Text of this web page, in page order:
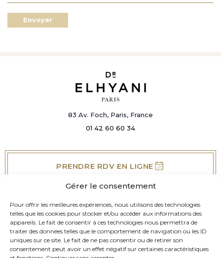
Gérer le consentement
Pour offrir les meilleures expériences, nous utilisons des technologies
telles que les cookies pour stocker et/ou accéder aux informations des
appareils. Le fait de consentir à ces technologies nous permettra de
traiter des données telles que le comportement de navigation ou les ID
uniques sur ce site. Le fait de ne pas consentir ou de retirer son
consentement peut avoir un effet négatif sur certaines caractéristiques
Envoyer
83 Av. Foch, Paris, France
01 42 60 60 34
PRENDRE RDV EN LIGNE
DR ARI ELHYANI
VOTRE SOURIRE
BESOINS
SOLUTIONS
BLOG
CONTACT